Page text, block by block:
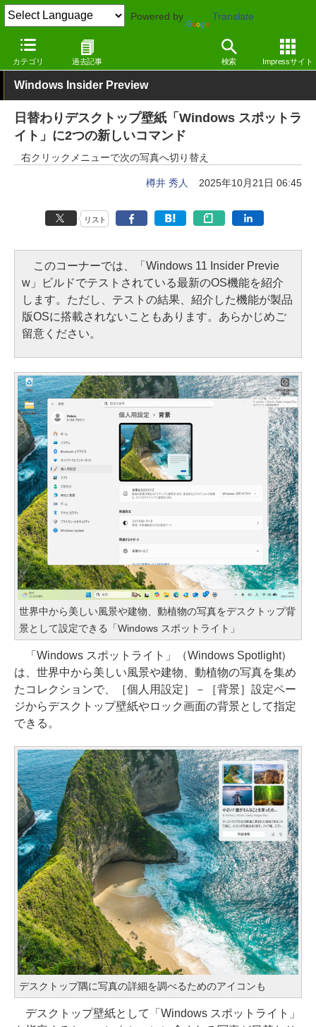
Powered by Translate
カテゴリ 過去記事 検索 Impressサイト
窓の杜 システム・ファイル Windows
Windows Insider Preview
日替わりデスクトップ壁紙「Windows スポットラ
イト」に2つの新しいコマンド
右クリックメニューで次の写真へ切り替え
樽井 秀人 2025年10月21日 06:45
リスト
このコーナーでは、「Windows 11 Insider Previe
w」ビルドでテストされている最新のOS機能を紹介
します。ただし、テストの結果、紹介した機能が製品
版OSに搭載されないこともあります。あらかじめご
留意ください。
世界中から美しい風景や建物、動植物の写真をデスクトップ背
景として設定できる「Windows スポットライト」
「Windows スポットライト」（Windows Spotlight）
は、世界中から美しい風景や建物、動植物の写真を集め
たコレクションで、［個人用設定］－［背景］設定ペー
ジからデスクトップ壁紙やロック画面の背景として指定
できる。
デスクトップ隅に写真の詳細を調べるためのアイコンも
デスクトップ壁紙として「Windows スポットライト」